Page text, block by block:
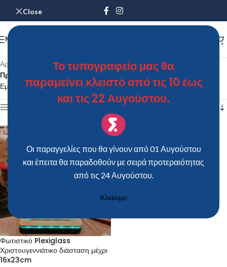
Close
Το τυπογραφείο μας θα
παραμείνει κλειστό από τις 10 έως
και τις 22 Αυγούστου.
Οι παραγγελίες που θα γίνουν από 01 Αυγούστου
και έπειτα θα παραδοθούν με σειρά προτεραιότητας
από τις 24 Αυγούστου.
Κλείσιμο
MENU
Αρχική σελίδα
Προϊόντα με ετικέτα “Φωτιστικό Plexiglass Χριστουγεννιάτικο”
Εμφάνιση του μοναδικού αποτελέσματος
Φωτιστικό Plexiglass
Χριστουγεννιάτικο διάσταση μέχρι
16x23cm